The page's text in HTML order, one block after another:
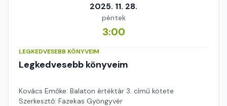
2025. 11. 28.
péntek
3:00
LEGKEDVESEBB KÖNYVEIM
Legkedvesebb könyveim
Kovács Emőke: Balaton értéktár 3. című kötete
Szerkesztő: Fazekas Gyöngyvér